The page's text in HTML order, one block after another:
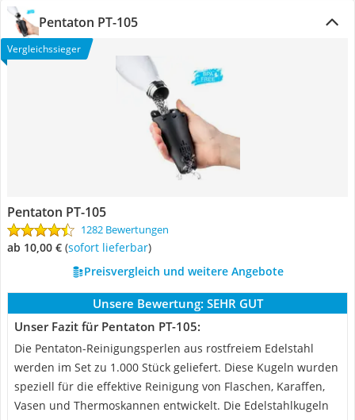
Pentaton PT-105
Vergleichssieger
Pentaton PT-105
1282 Bewertungen
ab 10,00 € ( Sofort lieferbar)
Preisvergleich und weitere Angebote
Unsere Bewertung: SEHR GUT
Unser Fazit für Pentaton PT-105:
Die Pentaton-Reinigungsperlen aus rostfreiem Edelstahl
werden im Set zu 1.000 Stück geliefert. Diese Kugeln wurden
speziell für die effektive Reinigung von Flaschen, Karaffen,
Vasen und Thermoskannen entwickelt. Die Edelstahlkugeln